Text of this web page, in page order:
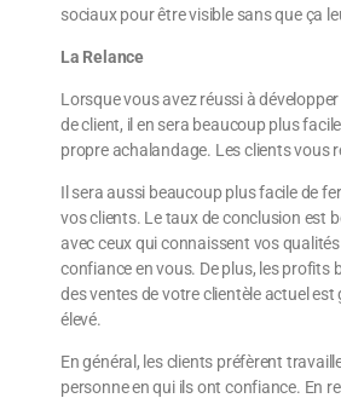
sociaux pour être visible sans que ça
La Relance
Lorsque vous avez réussi à
de client, il en sera beaucoup plus
propre achalandage. Les clients vous
Il sera aussi beaucoup plus facile de
vos clients. Le taux de conclusion est
avec ceux qui connaissent vos
confiance en vous. De plus, les profits
des ventes de votre clientèle actuel
élevé.
En général, les clients préfèrent
personne en qui ils ont confiance. En